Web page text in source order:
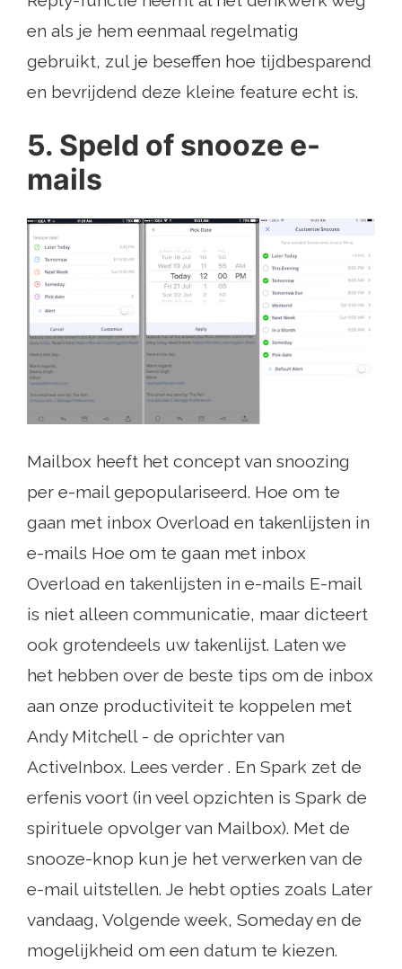
en als je hem eenmaal regelmatig
gebruikt, zul je beseffen hoe tijdbesparend
en bevrijdend deze kleine feature echt is.
5. Speld of snooze e-
mails
Mailbox heeft het concept van snoozing
per e-mail gepopulariseerd. Hoe om te
gaan met inbox Overload en takenlijsten in
e-mails Hoe om te gaan met inbox
Overload en takenlijsten in e-mails E-mail
is niet alleen communicatie, maar dicteert
ook grotendeels uw takenlijst. Laten we
het hebben over de beste tips om de inbox
aan onze productiviteit te koppelen met
Andy Mitchell - de oprichter van
ActiveInbox. Lees verder . En Spark zet de
erfenis voort (in veel opzichten is Spark de
spirituele opvolger van Mailbox). Met de
snooze-knop kun je het verwerken van de
e-mail uitstellen. Je hebt opties zoals Later
vandaag, Volgende week, Someday en de
mogelijkheid om een ​​datum te kiezen.